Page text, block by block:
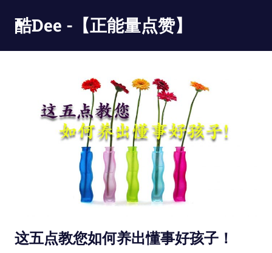
content
酷Dee -【正能量点赞】
这五点教您如何养出懂事好孩子！